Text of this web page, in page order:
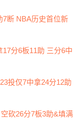
7断 NBA历史首位新
分6板11助 三分6中
投仅7中拿24分12助
砍26分7板3助&填满